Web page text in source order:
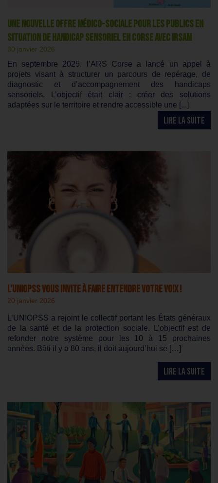
Une nouvelle offre médico-sociale pour les publics en
situation de handicap sensoriel en Corse avec IRSAM
30 janvier 2026
En septembre 2025, l’ARS Corse a lancé un appel à
projets visant à structurer un parcours de repérage, de
diagnostic et d’accompagnement des handicaps
sensoriels. L’objectif était clair : créer des solutions
adaptées sur le territoire et rendre accessible une [...]
LIRE LA SUITE
L’UNIOPSS vous invite à faire entendre votre voix !
20 janvier 2026
L’UNIOPSS a rejoint le collectif portant les États généraux
de la santé et de la protection sociale. L’objectif est de
refonder notre système pour les 10 à 15 prochaines
années. Bâti il y a 80 ans, il doit aujourd’hui se […]
LIRE LA SUITE